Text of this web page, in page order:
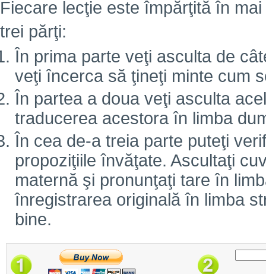
Fiecare lecţie este împărţită în
trei părţi:
În prima parte veţi asculta de
veţi încerca să ţineţi minte cum
În partea a doua veţi asculta
traducerea acestora în limba
În cea de-a treia parte puteţi
propoziţiile învăţate. Ascultaţi
maternă şi pronunţaţi tare în
înregistrarea originală în limba
bine.